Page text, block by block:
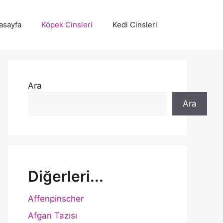
Köpek Cinsleri Kedi Cinsleri
Ara
Ara
Diğerleri...
Affenpinscher
Afgan Tazısı